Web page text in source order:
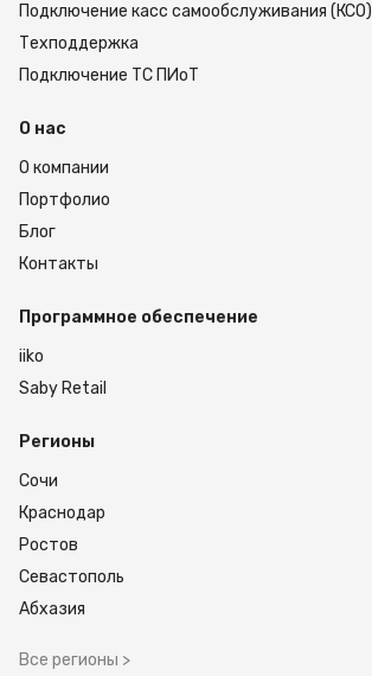
Подключение касс самообслуживания (КСО)
Техподдержка
Подключение ТС ПИоТ
О нас
О компании
Портфолио
Блог
Контакты
Программное обеспечение
iiko
Saby Retail
Регионы
Сочи
Краснодар
Ростов
Севастополь
Абхазия
Все регионы >